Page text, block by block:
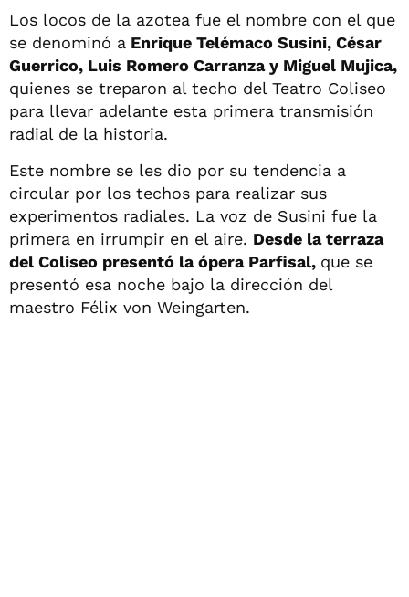
Los locos de la azotea fue el nombre con el que
se denominó a Enrique Telémaco Susini, César
Guerrico, Luis Romero Carranza y Miguel Mujica,
quienes se treparon al techo del Teatro Coliseo
para llevar adelante esta primera transmisión
radial de la historia.
Este nombre se les dio por su tendencia a
circular por los techos para realizar sus
experimentos radiales. La voz de Susini fue la
primera en irrumpir en el aire. Desde la terraza
del Coliseo presentó la ópera Parfisal, que se
presentó esa noche bajo la dirección del
maestro Félix von Weingarten.